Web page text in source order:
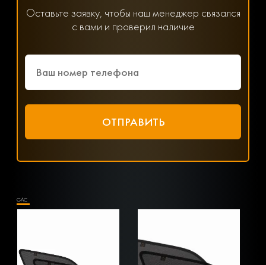
Оставьте заявку, чтобы наш менеджер связался
с вами и проверил наличие
GAC